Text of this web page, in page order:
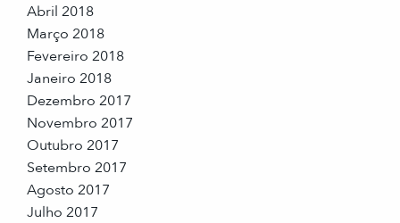
Abril 2018
Março 2018
Fevereiro 2018
Janeiro 2018
Dezembro 2017
Novembro 2017
Outubro 2017
Setembro 2017
Agosto 2017
Julho 2017